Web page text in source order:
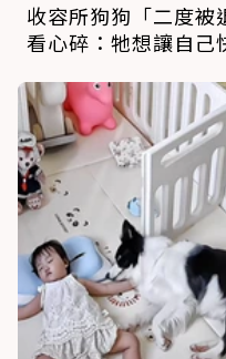
收容所狗狗「二度被
看心碎：牠想讓自己